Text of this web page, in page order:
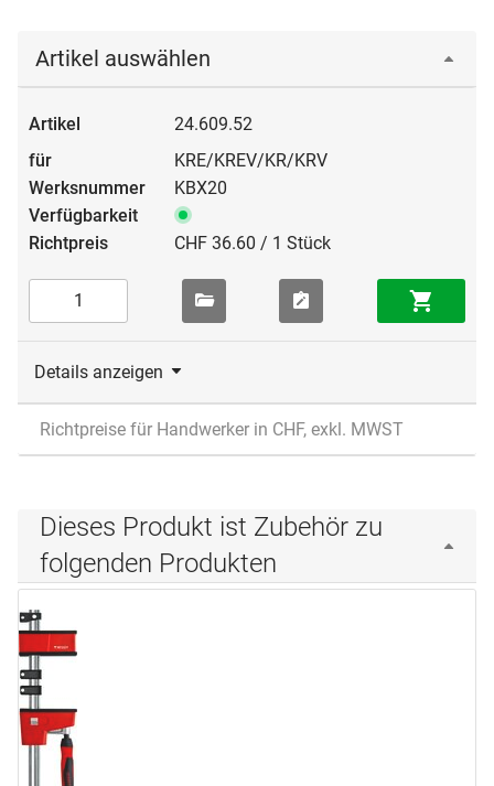
Artikel auswählen
24.609.52
KRE/KREV/KR/KRV
KBX20
CHF 36.60 / 1 Stück
Details anzeigen
Richtpreise für Handwerker in CHF, exkl. MWST
Dieses Produkt ist Zubehör zu
folgenden Produkten